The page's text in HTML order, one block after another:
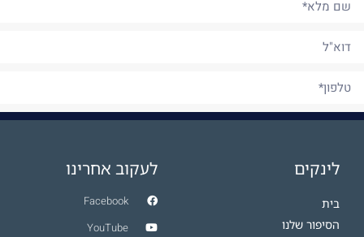
לינקים
בית
הסיפור שלנו
לעקוב אחרינו
Facebook
YouTube